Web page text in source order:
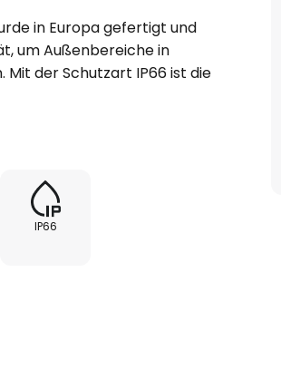
in Europa gefertigt und
um Außenbereiche in
der Schutzart IP66 ist die
starke Witterungseinflüsse
das Licht sowohl nach unten
IP66